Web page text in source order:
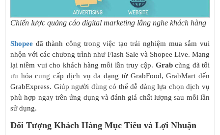
Chiến lược quảng cáo digital marketing lắng nghe khách hàng
Shopee đã thành công trong việc tạo trải nghiệm mua sắm vui
nhộn với các chương trình như Flash Sale và Shopee Live. Mang
lại niềm vui cho khách hàng mỗi lần truy cập. Grabcũng đã tối
ưu hóa cung cấp dịch vụ đa dạng từ GrabFood, GrabMart đến
GrabExpress. Giúp người dùng có thể dễ dàng lựa chọn dịch vụ
phù hợp ngay trên ứng dụng và đánh giá chất lượng sau mỗi lần
sử dụng.
Đối Tượng Khách Hàng Mục Tiêu và Lợi Nhuận